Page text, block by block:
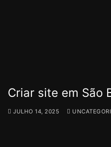
Criar site em São
JULHO 14, 2025